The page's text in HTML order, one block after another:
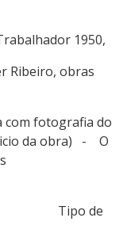
1950,
Ribeiro, obras
com fotografia do
da obra) - O
Tipo de